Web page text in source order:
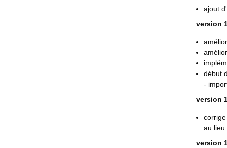
ajout
version
début
-
version
au lieu
version